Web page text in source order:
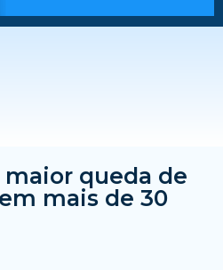
queda de
mais de 30